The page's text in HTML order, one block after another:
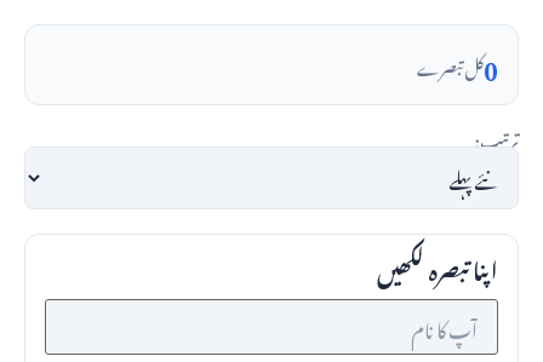
0کل تبصرے
ترتیب:
اپنا تبصرہ لکھیں